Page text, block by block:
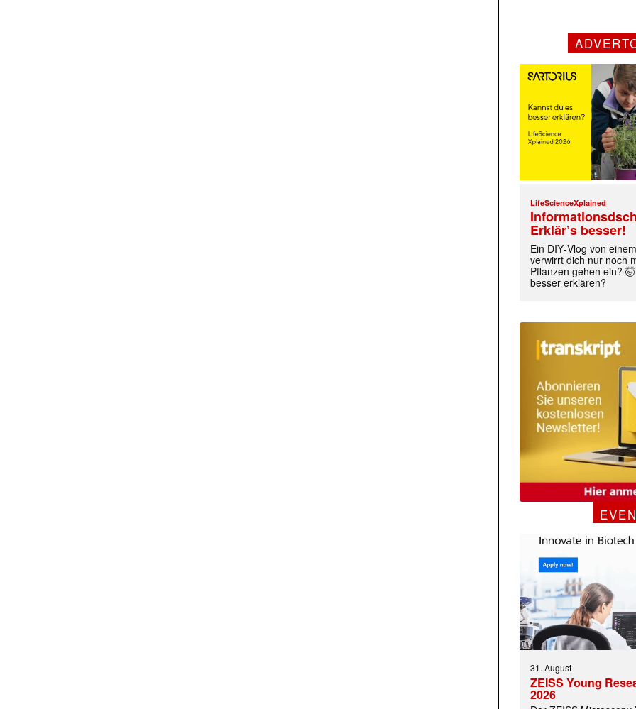
LifeScienceXplained
Erklär’s besser!
Ein DIY‑Vlog von
verwirrt dich nur noch
Pflanzen gehen ein?
besser erklären?
31. August
ZEISS Young
2026